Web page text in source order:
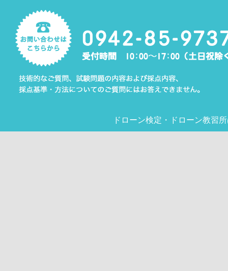
ドローン検定 ・ ドローン教習所